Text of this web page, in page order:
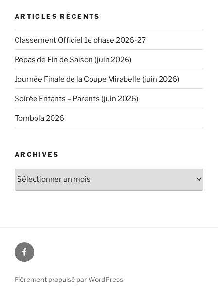
ARTICLES RÉCENTS
Classement Officiel 1e phase 2026-27
Repas de Fin de Saison (juin 2026)
Journée Finale de la Coupe Mirabelle (juin 2026)
Soirée Enfants – Parents (juin 2026)
Tombola 2026
ARCHIVES
Archives
Facebook
Fièrement propulsé par WordPress